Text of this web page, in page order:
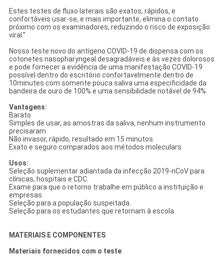
Estes testes de fluxo laterais são exatos, rápidos, e
confortáveis usar-se, e mais importante, elimina o contato
próximo com os examinadores, reduzindo o risco de exposição
viral.”
Nosso teste novo do antígeno COVID-19 de dispensa com os
cotonetes nasopharyngeal desagradáveis e às vezes dolorosos
e pode fornecer a evidência de uma manifestação COVID-19
possível dentro do escritório confortavelmente dentro de
10minutes com somente pouca saliva uma especificidade da
bandeira de ouro de 100% e uma sensibilidade notável de 94%.
Vantagens:
Barato
Simples de usar, as amostras da saliva, nenhum instrumento
precisaram
Não invasor, rápido, resultado em 15 minutos.
Exato e seguro comparados aos métodos moleculars
Usos:
Seleção suplementar adiantada da infecção 2019-nCoV para
clínicas, hospitais e CDC.
Exame para que o retorno trabalhe em público a instituição e
empresas.
Seleção para a população suspeitada.
Seleção para os estudantes que retornam à escola.
MATERIAIS E COMPONENTES
Materiais fornecidos com o teste